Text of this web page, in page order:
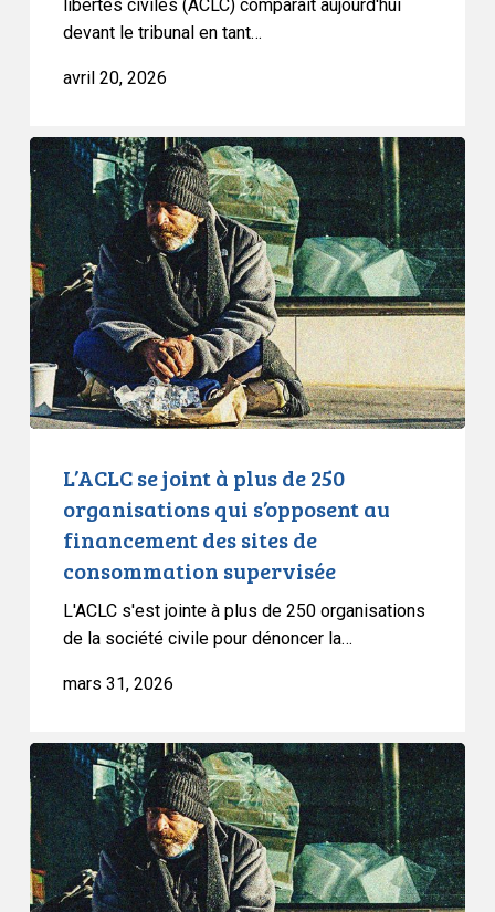
libertés civiles (ACLC) comparaît aujourd'hui
devant le tribunal en tant…
avril 20, 2026
L’ACLC
se
joint
à
plus
de
250
organisations
qui
s’opposent
sites
consommation
supervisée
L’ACLC se joint à plus de 250
organisations qui s’opposent au
financement des sites de
consommation supervisée
L'ACLC s'est jointe à plus de 250 organisations
de la société civile pour dénoncer la…
mars 31, 2026
L’ACLC
condamne
la
décision
du
Québec